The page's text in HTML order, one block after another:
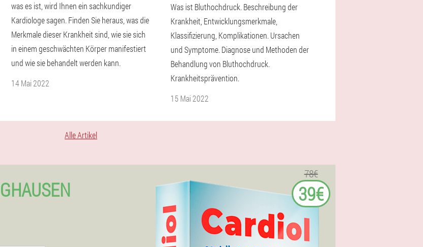
was es ist, wird Ihnen ein sachkundiger
Kardiologe sagen. Finden Sie heraus, was die
Merkmale dieser Krankheit sind, wie sie sich
in einem geschwächten Körper manifestiert
und wie sie behandelt werden kann.
14 Mai 2022
Was ist Bluthochdruck. Beschreibung der
Krankheit, Entwicklungsmerkmale,
Klassifizierung, Komplikationen. Ursachen
und Symptome. Diagnose und Methoden der
Behandlung von Bluthochdruck.
Krankheitsprävention.
15 Mai 2022
Alle Artikel
78€
39€